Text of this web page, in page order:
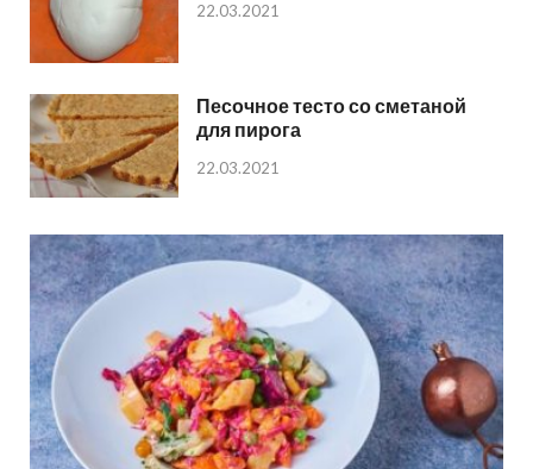
22.03.2021
Песочное тесто со сметаной
для пирога
22.03.2021